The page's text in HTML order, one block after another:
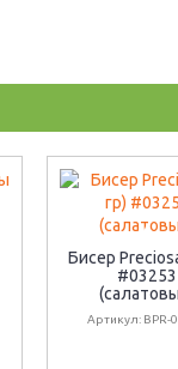
Бисер
#03253
Артикул: BPR-